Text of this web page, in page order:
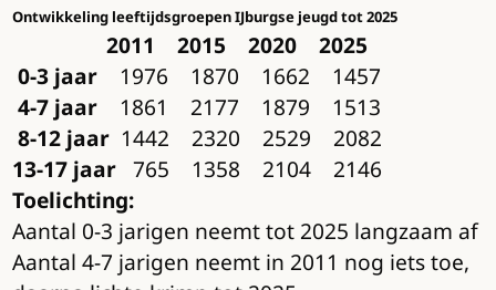
Ontwikkeling leeftijdsgroepen IJburgse jeugd tot 2025
2011 2015 2020 2025
0-3 jaar
1976 1870 1662 1457
4-7 jaar1861 2177 1879 1513
8-12 jaar1442 2320 2529 2082
13-17 jaar 765 1358 2104 2146
Toelichting:
Aantal 0-3 jarigen neemt tot 2025 langzaam af
Aantal 4-7 jarigen neemt in 2011 nog iets toe,